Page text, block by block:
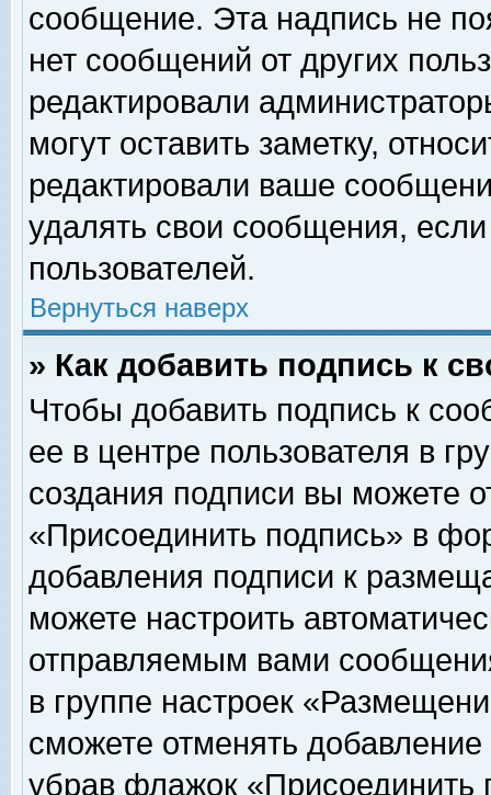
сообщение. Эта надпись не
нет сообщений от других
редактировали
могут оставить заметку,
редактировали ваше
удалять свои сообщения,
пользователей.
Вернуться наверх
» Как добавить подпись к
Чтобы добавить подпись к
ее в центре пользователя в
создания подписи вы можете
«Присоединить подпись» в
добавления подписи к
можете настроить
отправляемым вами
в группе настроек
сможете отменять
убрав флажок «Присоединить